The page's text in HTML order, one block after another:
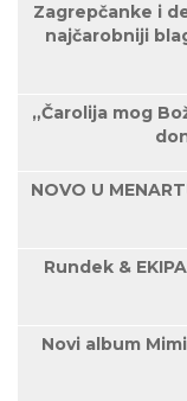
Zagrepčanke i
najčarobniji
„Čarolija mog
NOVO U
Rundek &
Novi album